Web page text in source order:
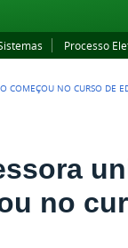
Processo
COMEÇOU NO CURSO DE
no